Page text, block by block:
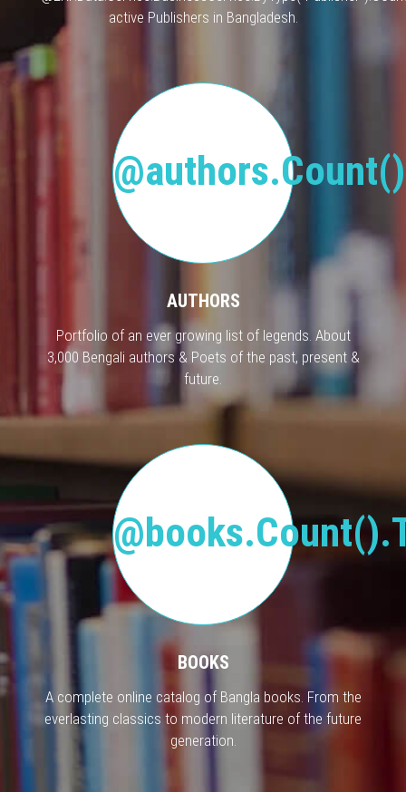
active Publishers in Bangladesh.
AUTHORS
Portfolio of an ever growing list of legends. About
3,000 Bengali authors & Poets of the past, present &
future.
BOOKS
A complete online catalog of Bangla books. From the
everlasting classics to modern literature of the future
generation.